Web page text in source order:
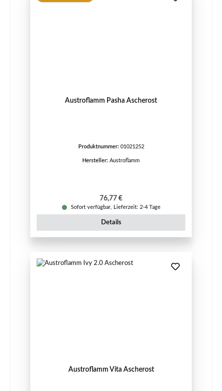
Austroflamm Pasha Ascherost
Produktnummer: 01021252
Hersteller: Austroflamm
Regulärer Preis:
76,77 €
Sofort verfügbar, Lieferzeit: 2-4 Tage
Details
Austroflamm Vita Ascherost